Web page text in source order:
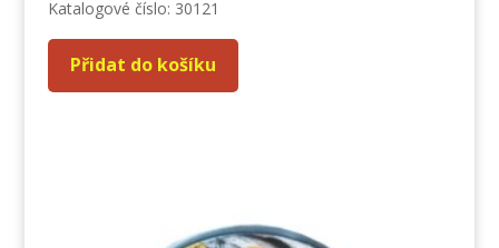
Katalogové číslo: 30121
Přidat do košíku